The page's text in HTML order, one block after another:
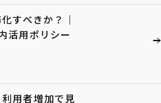
すべきか？｜
活用ポリシー
用者増加で見